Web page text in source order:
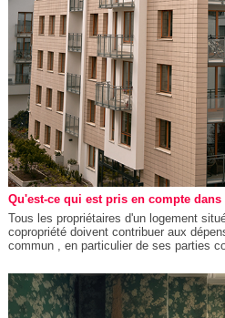
Qu'est-ce qui est pris en compte
Tous les propriétaires d'un logement
copropriété doivent contribuer aux
commun , en particulier de ses parties